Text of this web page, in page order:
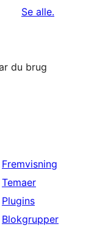
Se alleanmeldelser
.
du brug
Fremvisning
Temaer
Plugins
Blokgrupper